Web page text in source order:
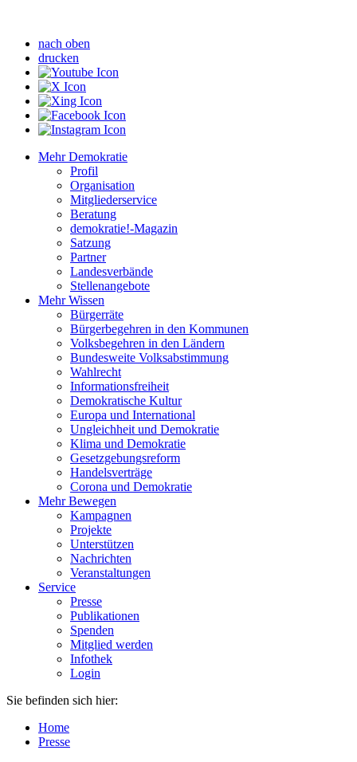
nach oben
drucken
Mehr Demokratie
Profil
Organisation
Mitgliederservice
Beratung
demokratie!-Magazin
Satzung
Partner
Landesverbände
Stellenangebote
Mehr Wissen
Bürgerräte
Bürgerbegehren in den Kommunen
Volksbegehren in den Ländern
Bundesweite Volksabstimmung
Wahlrecht
Informationsfreiheit
Demokratische Kultur
Europa und International
Ungleichheit und Demokratie
Klima und Demokratie
Gesetzgebungsreform
Handelsverträge
Corona und Demokratie
Mehr Bewegen
Kampagnen
Projekte
Unterstützen
Nachrichten
Veranstaltungen
Service
Presse
Publikationen
Spenden
Mitglied werden
Infothek
Login
Sie befinden sich hier:
Home
Presse